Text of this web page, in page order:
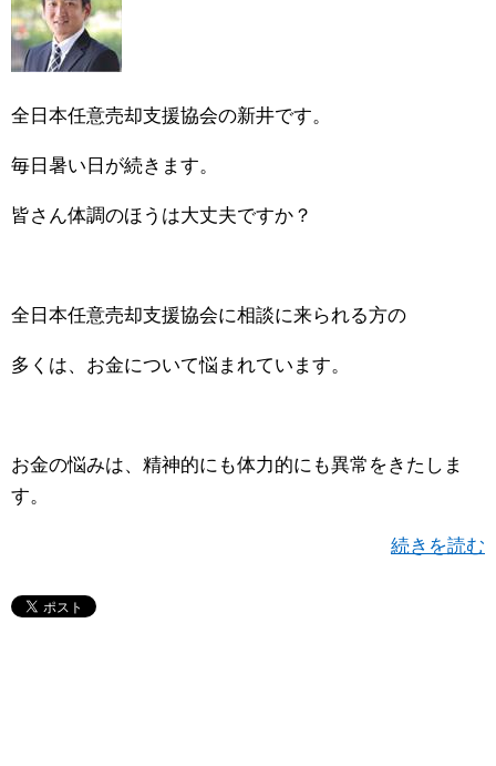
全日本任意売却支援協会の新井です。
毎日暑い日が続きます。
皆さん体調のほうは大丈夫ですか？
全日本任意売却支援協会に相談に来られる方の
多くは、お金について悩まれています。
お金の悩みは、精神的にも体力的にも異常をきたしま
す。
続きを読む